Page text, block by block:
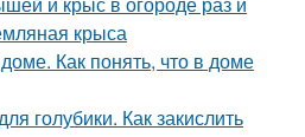
крыса
Как понять, что в доме
голубики. Как закислить